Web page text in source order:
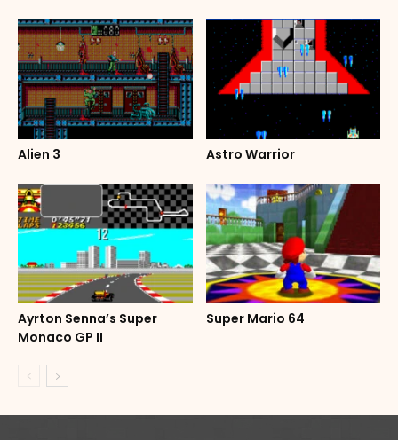
Alien 3 Astro Warrior
Ayrton Senna’s Super
Monaco GP II
Super Mario 64